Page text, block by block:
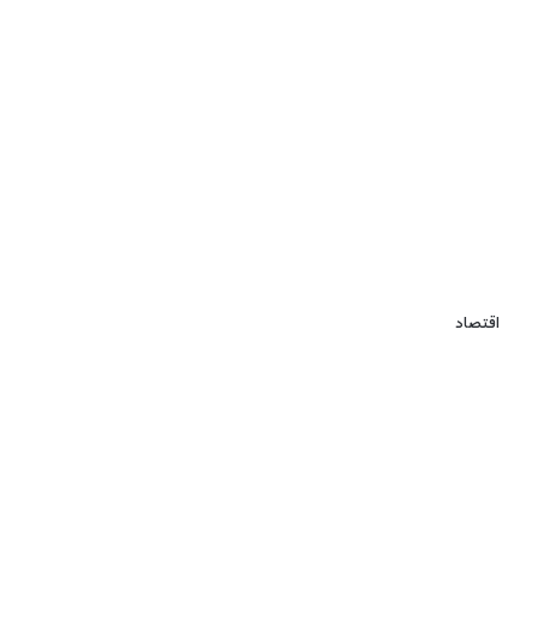
اقتصاد